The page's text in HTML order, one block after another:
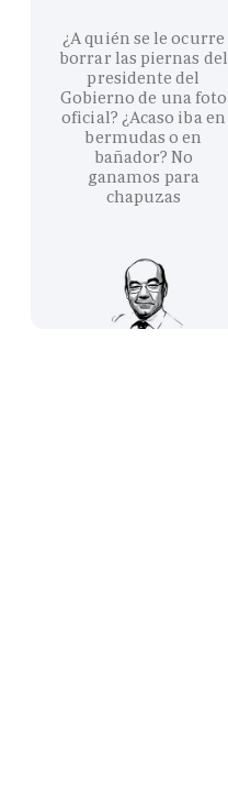
¿A quién se le ocurre
borrar las piernas del
presidente del
Gobierno de una foto
oficial? ¿Acaso iba en
bermudas o en
bañador? No
ganamos para
chapuzas